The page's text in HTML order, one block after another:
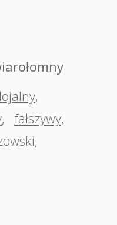
,
, fałszywy,
,